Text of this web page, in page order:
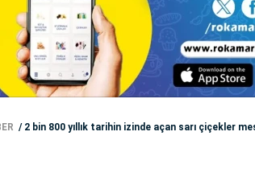
2 bin 800 yıllık tarihin izinde açan sarı çiçekler